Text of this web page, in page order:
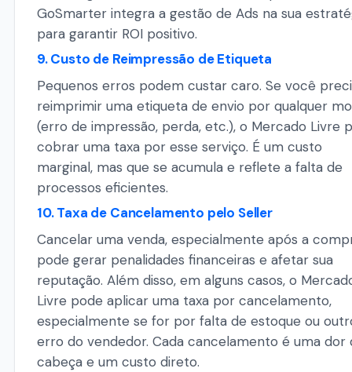
GoSmarter integra a gestão de Ads na sua
para garantir ROI positivo.
9. Custo de Reimpressão de Etiqueta
Pequenos erros podem custar caro. Se você
reimprimir uma etiqueta de envio por qualquer
(erro de impressão, perda, etc.), o Mercado Livre
cobrar uma taxa por esse serviço. É um custo
marginal, mas que se acumula e reflete a falta de
processos eficientes.
10. Taxa de Cancelamento pelo Seller
Cancelar uma venda, especialmente após a
pode gerar penalidades financeiras e afetar sua
reputação. Além disso, em alguns casos, o
Livre pode aplicar uma taxa por cancelamento,
especialmente se for por falta de estoque ou
erro do vendedor. Cada cancelamento é uma dor
cabeça e um custo direto.